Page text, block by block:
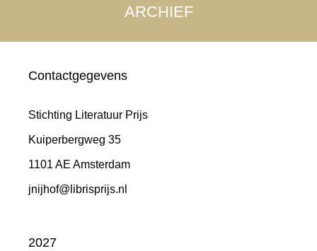
ARCHIEF
Contactgegevens
Stichting Literatuur Prijs
Kuiperbergweg 35
1101 AE Amsterdam
jnijhof@librisprijs.nl
2027